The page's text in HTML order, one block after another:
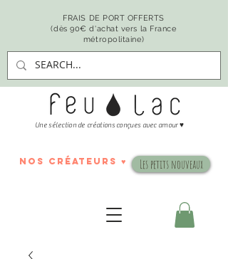
Une sélection de créations conçues avec amour♥
FRAIS DE PORT OFFERTS
(dès 90€ d'achat vers la France
métropolitaine)
nos créateurs ♥ Les petits nouveaux